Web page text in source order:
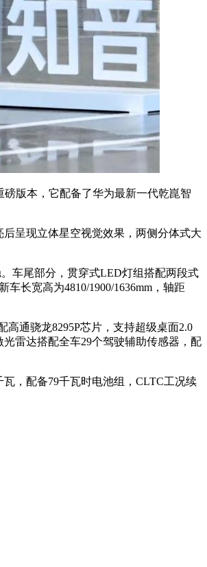
版本，它配备了华为最新一代乾崑智
呈现立体星空视觉效果，两侧分体式大
车尾部分，贯穿式LED灯组搭配两段式
长宽高为4810/1900/1636mm，轴距
高通骁龙8295P芯片，支持超级桌面2.0
雷达搭配全车29个驾驶辅助传感器，配
，配备79千瓦时电池组，CLTC工况续